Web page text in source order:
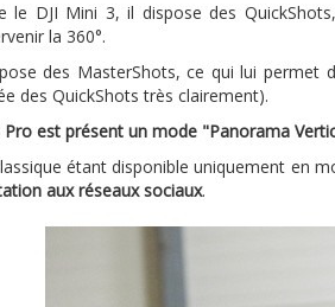
le DJI Mini 3, il dispose des
la 360°.
des MasterShots, ce qui lui permet
des QuickShots très clairement).
Pro est présent un mode "Panorama
étant disponible uniquement en
aux réseaux sociaux.